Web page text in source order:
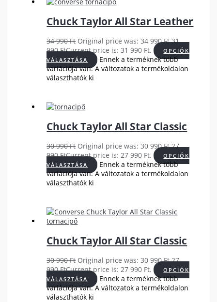
Chuck Taylor All Star Leather
34 990Ft Original price was: 34 990 Ft.31
990FtCurrent price is: 31 990 Ft.
OPCIÓK
VÁLASZTÁSA
Ennek a terméknek több
variációja van. A változatok a termékoldalon
választhatók ki
Chuck Taylor All Star Classic
30 990Ft Original price was: 30 990 Ft.27
990FtCurrent price is: 27 990 Ft.
OPCIÓK
VÁLASZTÁSA
Ennek a terméknek több
variációja van. A változatok a termékoldalon
választhatók ki
Chuck Taylor All Star Classic
30 990Ft Original price was: 30 990 Ft.27
990FtCurrent price is: 27 990 Ft.
OPCIÓK
VÁLASZTÁSA
Ennek a terméknek több
variációja van. A változatok a termékoldalon
választhatók ki